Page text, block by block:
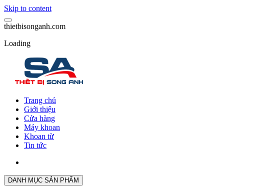
Skip to content
thietbisonganh.com
Loading
Trang chủ
Giới thiệu
Cửa hàng
Máy khoan
Khoan từ
Tin tức
DANH MỤC SẢN PHẨM